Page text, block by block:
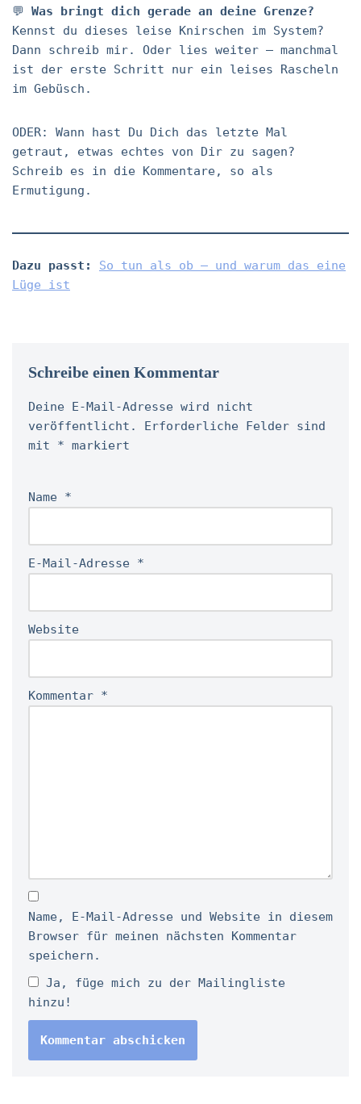
💬 Was bringt dich gerade an deine Grenze?
Kennst du dieses leise Knirschen im System?
Dann schreib mir. Oder lies weiter – manchmal
ist der erste Schritt nur ein leises Rascheln
im Gebüsch.
ODER: Wann hast Du Dich das letzte Mal
getraut, etwas echtes von Dir zu sagen?
Schreib es in die Kommentare, so als
Ermutigung.
Dazu passt:
So tun als ob – und warum das eine
Lüge ist
Schreibe einen Kommentar
Deine E-Mail-Adresse wird nicht
veröffentlicht.
Erforderliche Felder sind
mit * markiert
Name *
E-Mail-Adresse *
Website
Kommentar *
Name, E-Mail-Adresse und Website in diesem
Browser für meinen nächsten Kommentar
speichern.
Ja, füge mich zu der Mailingliste
hinzu!